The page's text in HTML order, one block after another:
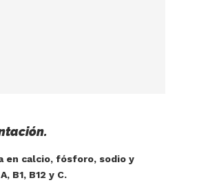
en calcio, fósforo, sodio y
A, B1, B12 y C.